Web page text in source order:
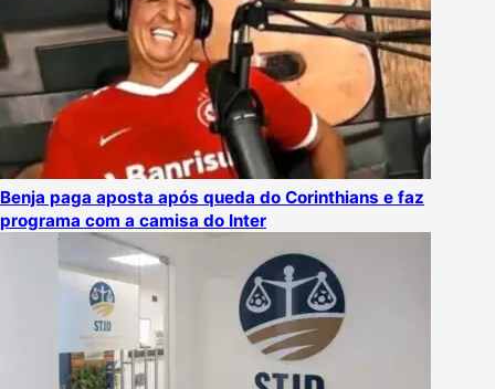
Benja paga aposta após queda do Corinthians e faz
programa com a camisa do Inter